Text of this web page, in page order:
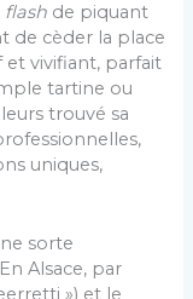
flash de piquant
de cèder la place
et vivifiant, parfait
tartine ou
trouvé sa
uniques,
sorte
Alsace, par